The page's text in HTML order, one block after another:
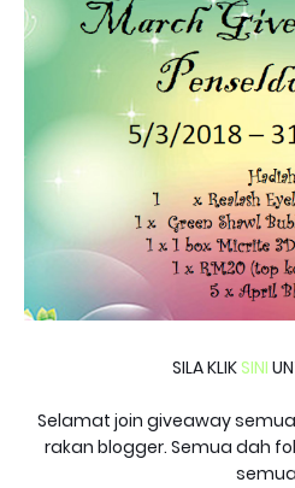
SILA KLIKSINI
Selamat join giveaway
rakan blogger. Semua dah